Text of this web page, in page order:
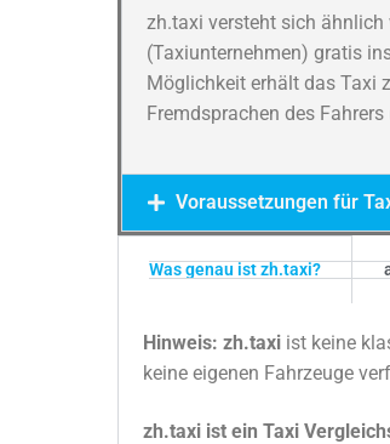
zh.taxi versteht sich
(Taxiunternehmen) gratis
Möglichkeit erhält das Taxi
Fremdsprachen des
Voraussetzungen für
Was genau ist zh.taxi?
Hinweis: zh.taxi ist keine
keine eigenen Fahrzeuge
zh.taxi ist ein Taxi